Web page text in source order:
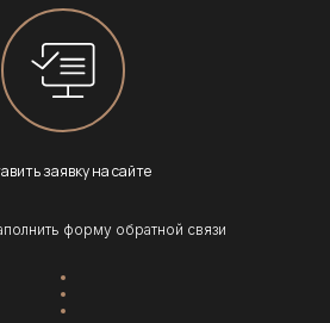
заявку на сайте
форму обратной связи